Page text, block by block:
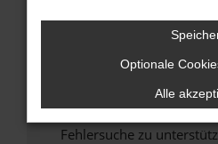
Wende dich an den
Wenn du alle oben
hast, kontaktiere uns
versuchen, das Problem
uns diesen Text
Fehlersuche zu
Optionale
Alle